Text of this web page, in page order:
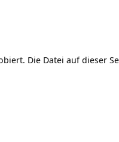
Die Datei auf dieser